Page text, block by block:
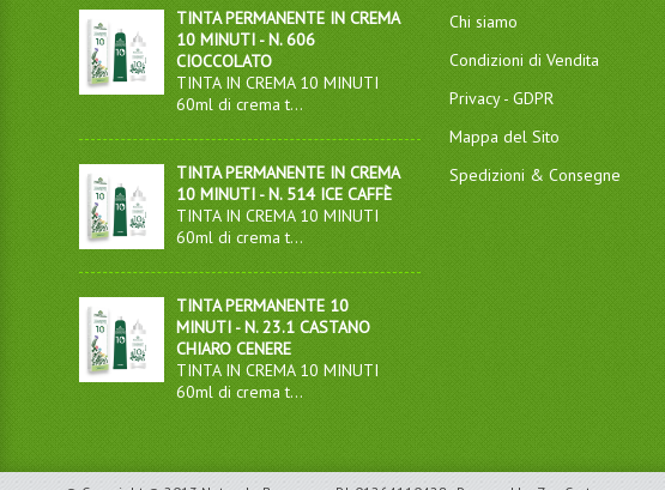
TINTA PERMANENTE IN CREMA
10 MINUTI - N. 606
CIOCCOLATO
TINTA IN CREMA 10 MINUTI
60ml di crema t...
TINTA PERMANENTE IN CREMA
10 MINUTI - N. 514 ICE CAFFÈ
TINTA IN CREMA 10 MINUTI
60ml di crema t...
TINTA PERMANENTE 10
MINUTI - N. 23.1 CASTANO
CHIARO CENERE
TINTA IN CREMA 10 MINUTI
60ml di crema t...
Chi siamo
Condizioni di Vendita
Privacy - GDPR
Mappa del Sito
Spedizioni & Consegne